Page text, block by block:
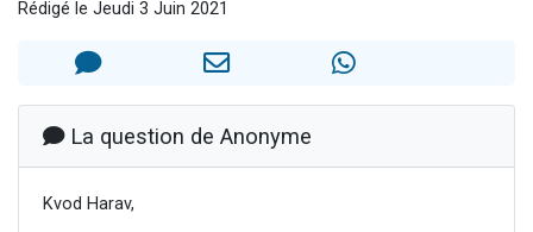
Il reste 49 places pour étudier en groupe sur Zoom
Eva vient de donner son Maasser
Rédigé le Jeudi 3 Juin 2021
La question de Anonyme
Kvod Harav,